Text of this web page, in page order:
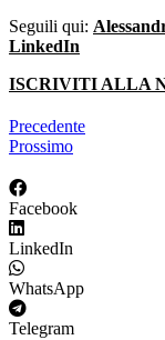
Seguili qui:
LinkedIn
ISCRIVITI ALLA
Precedente
Prossimo
Facebook
LinkedIn
WhatsApp
Telegram